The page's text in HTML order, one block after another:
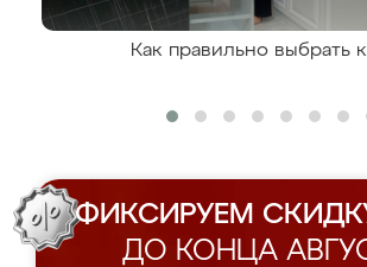
Как правильно выбрать
ФИКСИРУЕМ
ДО КОНЦА